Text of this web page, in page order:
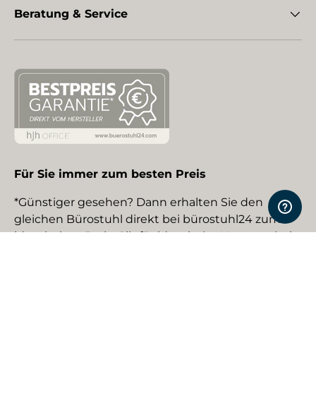
Beratung & Service
Für Sie immer zum besten Preis
*Günstiger gesehen? Dann erhalten Sie den
gleichen Bürostuhl direkt bei bürostuhl24 zum
identischen Preis. Gilt für identische Neuware bei